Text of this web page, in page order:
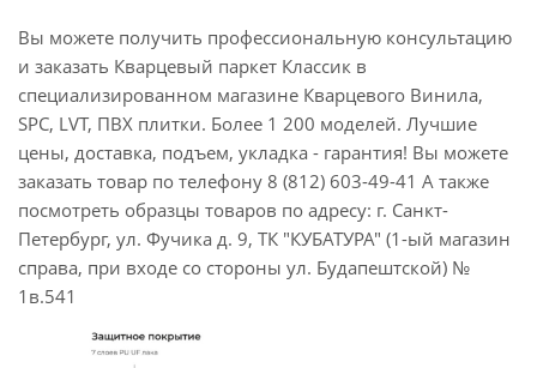
Вы можете получить профессиональную консультацию
и заказать Кварцевый паркет Классик в
специализированном магазине Кварцевого Винила,
SPC, LVT, ПВХ плитки. Более 1 200 моделей. Лучшие
цены, доставка, подъем, укладка - гарантия! Вы можете
заказать товар по телефону 8 (812) 603-49-41 А также
посмотреть образцы товаров по адресу: г. Санкт-
Петербург, ул. Фучика д. 9, ТК "КУБАТУРА" (1-ый магазин
справа, при входе со стороны ул. Будапештской) №
1в.541